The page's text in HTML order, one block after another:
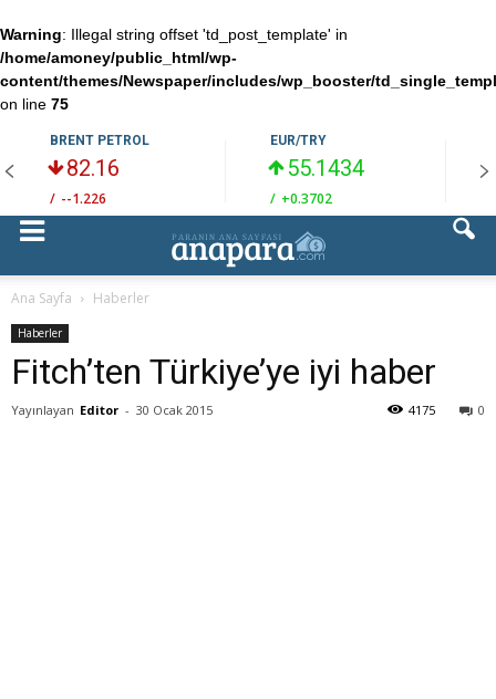
Warning: Illegal string offset 'td_post_template' in
/home/amoney/public_html/wp-
content/themes/Newspaper/includes/wp_booster/
on line 75
BRENT PETROL
82.16
/ --1.226
EUR/TRY
55.1434
/ +0.3702
Ana Sayfa Haberler
Haberler
Fitch’ten Türkiye’ye iyi haber
Yayınlayan Editor - 30 Ocak 2015 0
4175